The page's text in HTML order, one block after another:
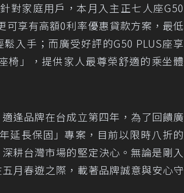
對家庭用戶，本月入主正七人座G50
可享有高額0利率優惠貸款方案，最低
入手；而廣受好評的G50 PLUS座享
椅」，提供家人最尊榮舒適的乘坐體
逢品牌在台成立第四年，為了回饋廣
延長保固」專案，目前以限時八折的
耕台灣市場的堅定決心。無論是剛入
月春遊之際，載著品牌誠意與安心守